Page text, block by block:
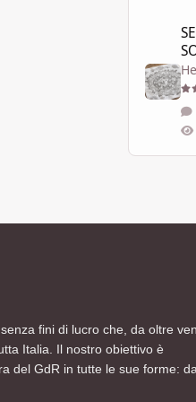
fini di lucro che, da oltre
Italia. Il nostro obiettivo è
del GdR in tutte le sue forme: